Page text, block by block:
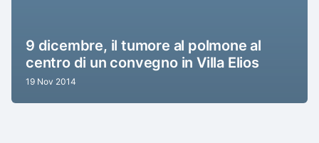
9 dicembre, il tumore al polmone al
centro di un convegno in Villa Elios
19 Nov 2014